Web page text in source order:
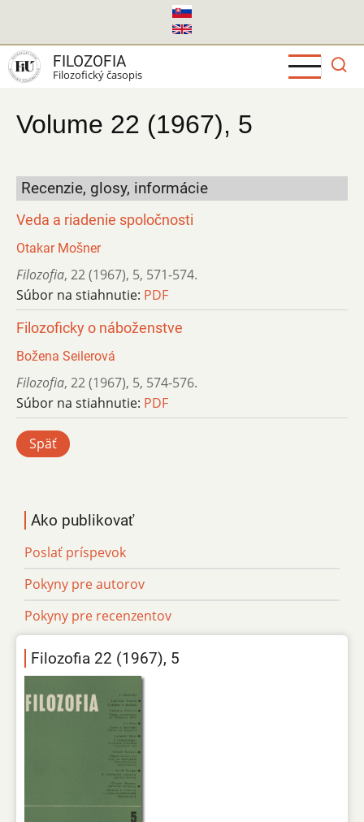
hlavný
obsah
FILOZOFIA
Filozofický časopis
Volume 22 (1967), 5
Recenzie, glosy, informácie
Veda a riadenie spoločnosti
Otakar Mošner
Filozofia, 22 (1967), 5, 571-574.
Súbor na stiahnutie: PDF
Filozoficky o náboženstve
Božena Seilerová
Filozofia, 22 (1967), 5, 574-576.
Súbor na stiahnutie: PDF
Späť
Ako publikovať
Poslať príspevok
Pokyny pre autorov
Pokyny pre recenzentov
Filozofia 22 (1967), 5